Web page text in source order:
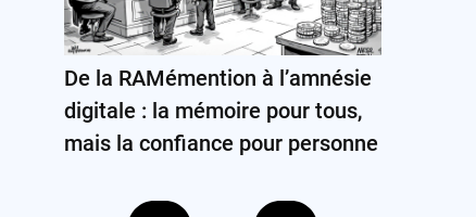
De la RAMémention à l’amnésie
digitale : la mémoire pour tous,
mais la confiance pour personne